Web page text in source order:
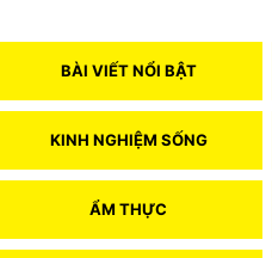
BÀI VIẾT NỔI BẬT
KINH NGHIỆM SỐNG
ẨM THỰC